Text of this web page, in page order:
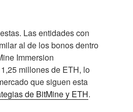
Las entidades con
al de los bonos dentro
Immersion
millones de ETH, lo
que siguen esta
de BitMine y ETH.